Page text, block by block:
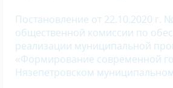
Постановление от 22.10.2020 г.
общественной комиссии по
реализации муниципальной
«Формирование современной
Нязепетровском